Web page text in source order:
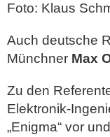
Foto: Klaus
Auch deutsche
Münchner Max
Zu den
Elektronik-
„Enigma“ vor